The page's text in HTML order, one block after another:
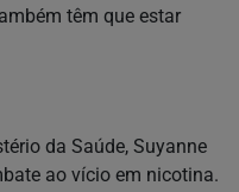
têm que estar
da Saúde, Suyanne
ao vício em nicotina.